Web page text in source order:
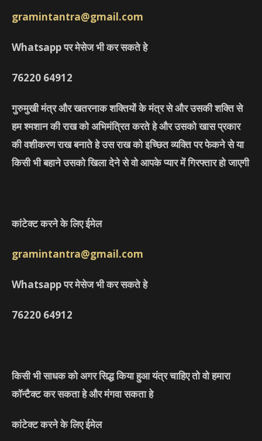
gramintantra@gmail.com
Whatsapp पर मेसेज भी कर सकते हे
76220 64912
गुरुमुखी मंत्र और खतरनाक शक्तियों के मंत्र से और उसकी शक्ति से
हम श्मशान की राख को अभिमंत्रित करते हे और उसको खास प्रकार
की वशीकरण राख बनाते हे उस राख को इच्छित व्यक्ति पर फेकने से या
किसी भी बहाने उसको खिला देने से वो आपके प्यार में गिरफ्तार हो जाएगी
कांटेक्ट करने के लिए ईमेल
gramintantra@gmail.com
Whatsapp पर मेसेज भी कर सकते हे
76220 64912
किसी भी साधक को अगर सिद्ध किया हुआ यंत्र चाहिए तो वो हमारा
कॉन्टैक्ट कर सकता हे और मंगवा सकता हे
कांटेक्ट करने के लिए ईमेल